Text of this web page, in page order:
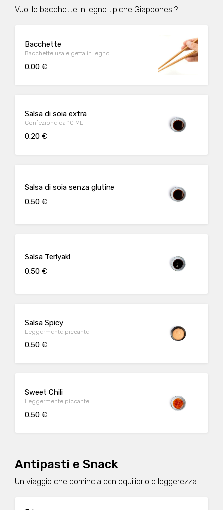
Vuoi le bacchette in legno tipiche Giapponesi?
Bacchette
Bacchette usa e getta in legno
0.00 €
Salsa di soia extra
Confezione da 10 ML
0.20 €
Salsa di soia senza glutine
0.50 €
Salsa Teriyaki
0.50 €
Salsa Spicy
Leggermente piccante
0.50 €
Sweet Chili
Leggermente piccante
0.50 €
Antipasti e Snack
Un viaggio che comincia con equilibrio e leggerezza